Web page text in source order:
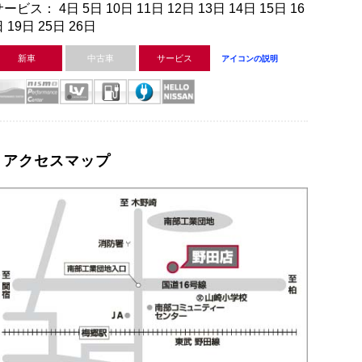
ービス： 4日 5日 10日 11日 12日 13日 14日 15日 16
19日 25日 26日
新車 中古車 サービス アイコンの説明
アクセスマップ